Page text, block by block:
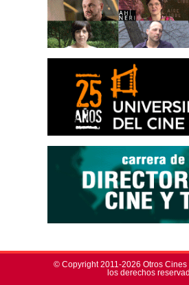
© Copyright 2011-2026 Otros Cines
los derechos